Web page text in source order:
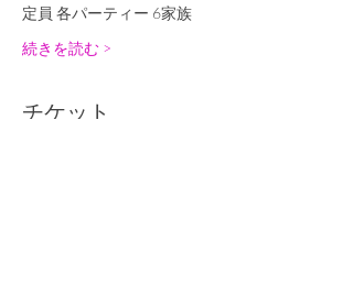
定員 各パーティー 6家族
続きを読む >
チケット